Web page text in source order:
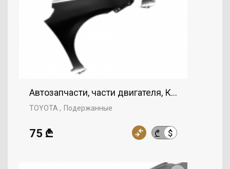
Автозапчасти, части двигателя, Крыло,
TOYOTA Подержанные
₾ $
75 ₾